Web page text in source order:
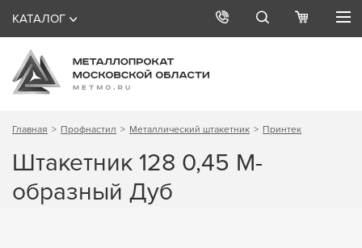
КАТАЛОГ
Главная Профнастил Металлический штакетник Принтек
Штакетник 128 0,45 М-
образный Дуб